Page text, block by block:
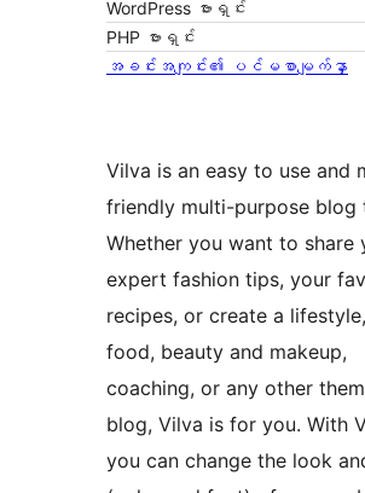
WordPress ဗားရှင်း
PHP ဗားရှင်း
အခင်းအကျင်း၏ ပင်မစာမျက်နှာ
Vilva is an easy to use and
friendly multi-purpose blog
Whether you want to share
expert fashion tips, your
recipes, or create a
food, beauty and makeup,
coaching, or any other
blog, Vilva is for you. With
you can change the look